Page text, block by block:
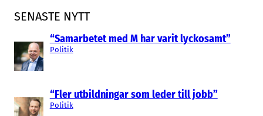
SENASTE NYTT
“Samarbetet med M har varit lyckosamt”
Politik
“Fler utbildningar som leder till jobb”
Politik